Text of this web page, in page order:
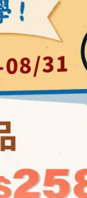
加入購物車
此商品 「 最高 」可